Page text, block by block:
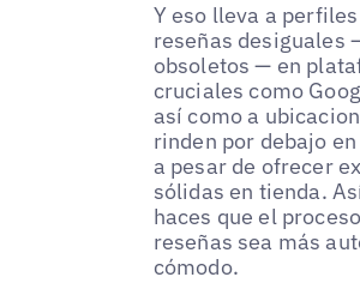
Y eso lleva a
reseñas desiguales
obsoletos — en
cruciales como
así como a
rinden por debajo
a pesar de ofrecer
sólidas en tienda.
haces que el
reseñas sea más
cómodo.